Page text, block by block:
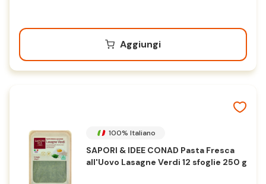
Aggiungi
100% Italiano
SAPORI & IDEE CONAD Pasta Fresca
all'Uovo Lasagne Verdi 12 sfoglie 250 g